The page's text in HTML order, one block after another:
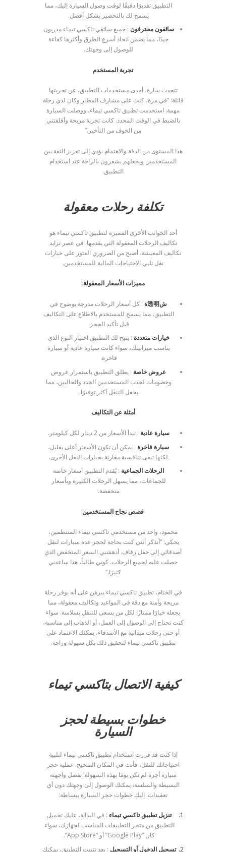
التطبيق تقديرًا دقيقًا لوقت وصول السيارة إليك، مما
يسمح لك بالتحضير بشكل أفضل.
سائقون محترفون : جميع سائقي تاكسي تيماء مدربون
جيدًا، مما يضمن اتخاذ أسرع الطرق وأكثرها كفاءة
للوصول إلى وجهتك.
تجربة المستخدم
تتحدث سارة، أحدى مستخدمات التطبيق، عن تجربتها
قائلة: “في مرة، كنت على مشارف المطار وكان لدي رحلة
مهمة. استخدمت تطبيق تاكسي تيماء، ووصلت السيارة
بالضبط في الوقت المحدد. كانت تجربة مريحة وأقلقتني
من الخوف من التأخير.”
هذا المستوى من الدقة والاهتمام يؤدي إلى تعزيز الثقة بين
المستخدمين ويجعلهم يشعرون بالراحة عند استخدام
التطبيق.
تكلفة رحلات معقولة
أحد الجوانب الأخرى المميزة لتطبيق تاكسي تيماء هو
تكاليف الرحلات المعقولة التي يقدمها. في عصر تزايد
تكاليف المعيشة، أصبح من الضروري العثور على خيارات
نقل تلبي الاحتياجات المالية للمستخدمين.
مميزات الأسعار المعقولة:
ش透明ة
: كل أسعار الرحلات مدرجة بوضوح في
التطبيق، مما يسمح للمستخدم بالاطلاع على التكاليف
قبل تأكيد الحجز.
خيارات متعددة : يتيح لك التطبيق اختيار النوع الذي
يناسب ميزانيتك، سواء كانت سيارة عادية أو سيارة
فاخرة.
عروض خاصة : يطلق التطبيق باستمرار عروض
وخصومات لجذب المستخدمين الجدد والحاليين، مما
يجعل التنقل أكثر توفيرًا.
أمثلة عن التكاليف
سيارة عادية : تبدأ الأسعار من 2 دينار لكل كيلومتر.
سيارة فاخرة : يمكن أن تكون الأسعار أعلى بقليل،
لكنها تبقى تنافسية مقارنة بخيارات النقل الأخرى.
الرحلات الجماعية : يُقدم التطبيق أسعار خاصة
للجماعات، مما يسهل الرحلات الكبيرة وبأسعار
منخفضة.
قصص نجاح المستخدمين
محمود، واحد من مستخدمي تاكسي تيماء المنتظمين،
يحكي: “أتذكر أنني كنت بحاجة لحجز عدة سيارات لنقل
أصدقائي إلى حفل زفاف. أدهشني السعر المنخفض الذي
حصلت عليه لجميع الرحلات. كوني طالباً، هذا ساعدني
كثيرًا.”
في الختام، تطبيق تاكسي تيماء يبرهن على أنه يوفر رحلة
مريحة وآمنة مع دقة في المواعيد وتكاليف معقولة، مما
يجعله خيارًا ممتازًا لكل من يسعى للتنقل بسلاسة. سواء
كنت تحتاج إلى الوصول إلى العمل، أو الذهاب إلى مناسبة،
أو حتى رحلات ميدانية مع الأصدقاء، يمكنك الاعتماد على
تطبيق تاكسي تيماء لتحقيق ذلك بكل سهولة وراحة.
كيفية الاتصال بتاكسي تيماء
خطوات بسيطة لحجز
السيارة
إذا كنت قد قررت استخدام تطبيق تاكسي تيماء لتلبية
احتياجاتك للنقل، فأنت في المكان الصحيح. عملية حجز
سيارة أجرة لم تكن يومًا بهذه السهولة! بفضل واجهته
البسيطة والسلسة، يمكنك الوصول إلى وجهتك دون أي
تعقيدات. إليك خطوات حجز السيارة ببساطة:
تنزيل تطبيق تاكسي تيماء : في البداية، عليك تحميل
التطبيق من متجر التطبيقات المناسب لجهازك، سواء
كان “Google Play” أو “App Store”.
تسجيل الدخول أو التسجيل : بعد تثبيت التطبيق، يمكنك